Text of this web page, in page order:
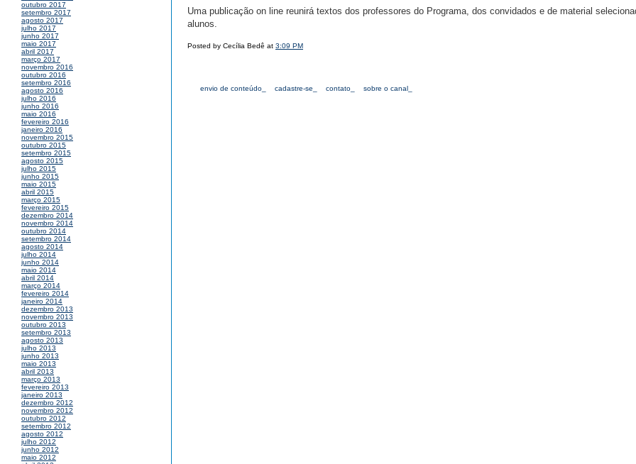
outubro 2017
setembro 2017
agosto 2017
julho 2017
junho 2017
maio 2017
abril 2017
março 2017
novembro 2016
outubro 2016
setembro 2016
agosto 2016
julho 2016
junho 2016
maio 2016
fevereiro 2016
janeiro 2016
novembro 2015
outubro 2015
setembro 2015
agosto 2015
julho 2015
junho 2015
maio 2015
abril 2015
março 2015
fevereiro 2015
dezembro 2014
novembro 2014
outubro 2014
setembro 2014
agosto 2014
julho 2014
junho 2014
maio 2014
abril 2014
março 2014
fevereiro 2014
janeiro 2014
dezembro 2013
novembro 2013
outubro 2013
setembro 2013
agosto 2013
julho 2013
junho 2013
maio 2013
abril 2013
março 2013
fevereiro 2013
janeiro 2013
dezembro 2012
novembro 2012
outubro 2012
setembro 2012
agosto 2012
julho 2012
junho 2012
maio 2012
Uma publicação on line reunirá textos dos professores do Programa, dos convidados e de material
alunos.
Posted by Cecília Bedê at 3:09 PM
envio de conteúdo_ cadastre-se_ contato_ sobre o canal_